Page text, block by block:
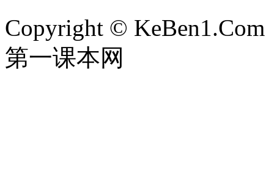
Copyright © KeBen1.Com
第一课本网